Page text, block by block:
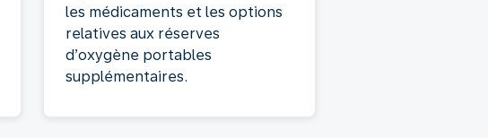
les médicaments et les options
relatives aux réserves
d’oxygène portables
supplémentaires.